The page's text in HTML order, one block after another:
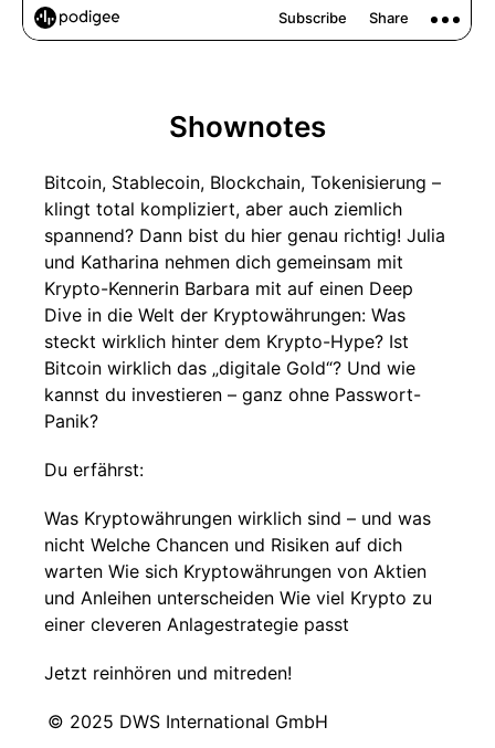
Shownotes
Bitcoin, Stablecoin, Blockchain, Tokenisierung –
klingt total kompliziert, aber auch ziemlich
spannend? Dann bist du hier genau richtig! Julia
und Katharina nehmen dich gemeinsam mit
Krypto-Kennerin Barbara mit auf einen Deep
Dive in die Welt der Kryptowährungen: Was
steckt wirklich hinter dem Krypto-Hype? Ist
Bitcoin wirklich das „digitale Gold“? Und wie
kannst du investieren – ganz ohne Passwort-
Panik?
Du erfährst:
Was Kryptowährungen wirklich sind – und was
nicht Welche Chancen und Risiken auf dich
warten Wie sich Kryptowährungen von Aktien
und Anleihen unterscheiden Wie viel Krypto zu
einer cleveren Anlagestrategie passt
Jetzt reinhören und mitreden!
© 2025 DWS International GmbH